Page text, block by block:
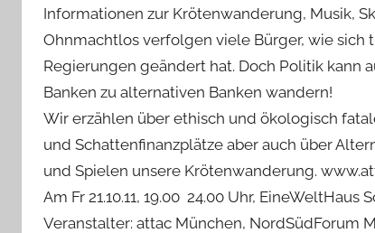
Informationen zur Krötenwanderung, Musik,
Ohnmachtlos verfolgen viele Bürger, wie sich
Regierungen geändert hat. Doch Politik kann
Banken zu alternativen Banken wandern!
Wir erzählen über ethisch und ökologisch
und Schattenfinanzplätze aber auch über
und Spielen unsere Krötenwanderung.
Am Fr 21.10.11, 19.00  24.00 Uhr,
Veranstalter: attac München, NordSüdForum